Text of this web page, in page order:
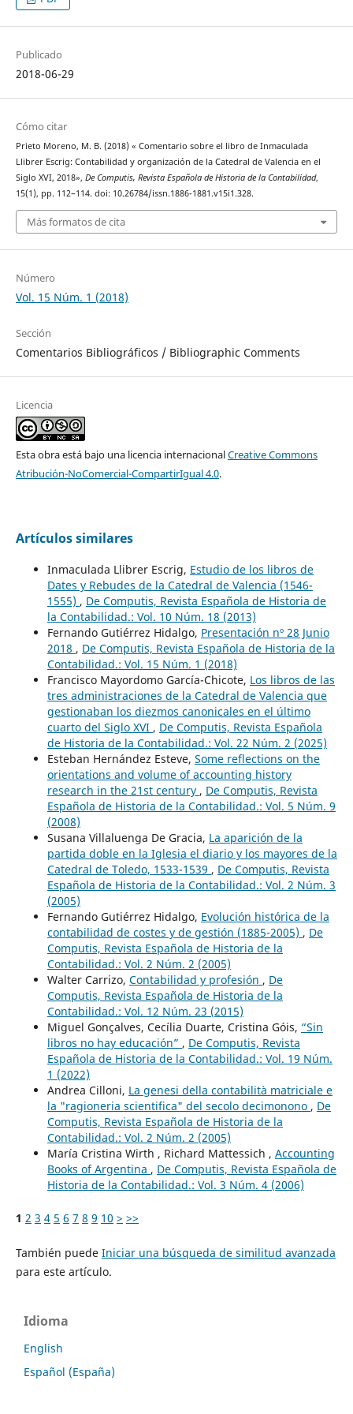
Publicado
2018-06-29
Cómo citar
Prieto Moreno, M. B. (2018) « Comentario sobre el libro de Inmaculada
Llibrer Escrig: Contabilidad y organización de la Catedral de Valencia en el
Siglo XVI, 2018», De Computis, Revista Española de Historia de la Contabilidad,
15(1), pp. 112–114. doi: 10.26784/issn.1886-1881.v15i1.328.
Más formatos de cita
Número
Vol. 15 Núm. 1 (2018)
Sección
Comentarios Bibliográficos / Bibliographic Comments
Licencia
Esta obra está bajo una licencia internacionalCreative Commons
Atribución-NoComercial-CompartirIgual 4.0.
Artículos similares
Inmaculada Llibrer Escrig, Estudio de los libros de
Dates y Rebudes de la Catedral de Valencia (1546-
1555) , De Computis, Revista Española de Historia de
la Contabilidad.: Vol. 10 Núm. 18 (2013)
Fernando Gutiérrez Hidalgo, Presentación nº 28 Junio
2018 , De Computis, Revista Española de Historia de la
Contabilidad.: Vol. 15 Núm. 1 (2018)
Francisco Mayordomo García-Chicote, Los libros de las
tres administraciones de la Catedral de Valencia que
gestionaban los diezmos canonicales en el último
cuarto del Siglo XVI , De Computis, Revista Española
de Historia de la Contabilidad.: Vol. 22 Núm. 2 (2025)
Esteban Hernández Esteve, Some reflections on the
orientations and volume of accounting history
research in the 21st century , De Computis, Revista
Española de Historia de la Contabilidad.: Vol. 5 Núm. 9
(2008)
Susana Villaluenga De Gracia, La aparición de la
partida doble en la Iglesia el diario y los mayores de la
Catedral de Toledo, 1533-1539 , De Computis, Revista
Española de Historia de la Contabilidad.: Vol. 2 Núm. 3
(2005)
Fernando Gutiérrez Hidalgo, Evolución histórica de la
contabilidad de costes y de gestión (1885-2005) , De
Computis, Revista Española de Historia de la
Contabilidad.: Vol. 2 Núm. 2 (2005)
Walter Carrizo, Contabilidad y profesión , De
Computis, Revista Española de Historia de la
Contabilidad.: Vol. 12 Núm. 23 (2015)
Miguel Gonçalves, Cecília Duarte, Cristina Góis, “Sin
libros no hay educación” , De Computis, Revista
Española de Historia de la Contabilidad.: Vol. 19 Núm.
1 (2022)
Andrea Cilloni, La genesi della contabilità matriciale e
la "ragioneria scientifica" del secolo decimonono , De
Computis, Revista Española de Historia de la
Contabilidad.: Vol. 2 Núm. 2 (2005)
María Cristina Wirth , Richard Mattessich , Accounting
Books of Argentina , De Computis, Revista Española de
Historia de la Contabilidad.: Vol. 3 Núm. 4 (2006)
1 2 3 4 5 6 7 8 9 10 > >>
También puede Iniciar una búsqueda de similitud avanzada
para este artículo.
Idioma
English
Español (España)